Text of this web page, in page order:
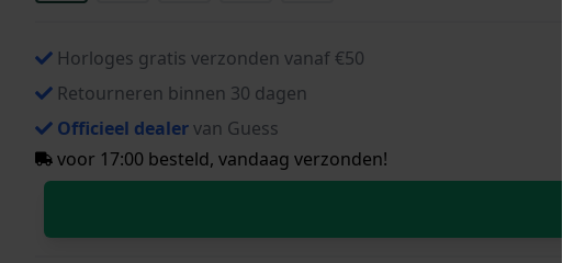
Horloges gratis verzonden vanaf €50
Retourneren binnen 30 dagen
Officieel dealervan Guess
voor 17:00 besteld, vandaag verzonden!